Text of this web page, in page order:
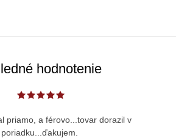
hodnotenie
priamo, a férovo...tovar dorazil v
poriadku...ďakujem.